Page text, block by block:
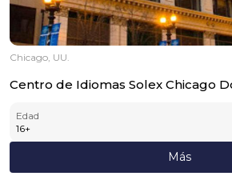
Chicago, UU.
Centro de Idiomas Solex Chicago
Edad
16+
Más